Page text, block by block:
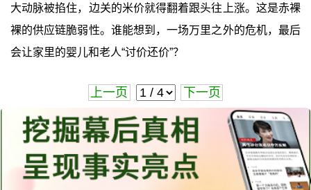
大动脉被掐住，边关的米价就得翻着跟头往上涨。这是赤裸
裸的供应链脆弱性。谁能想到，一场万里之外的危机，最后
会让家里的婴儿和老人“讨价还价”？
上一页 下一页